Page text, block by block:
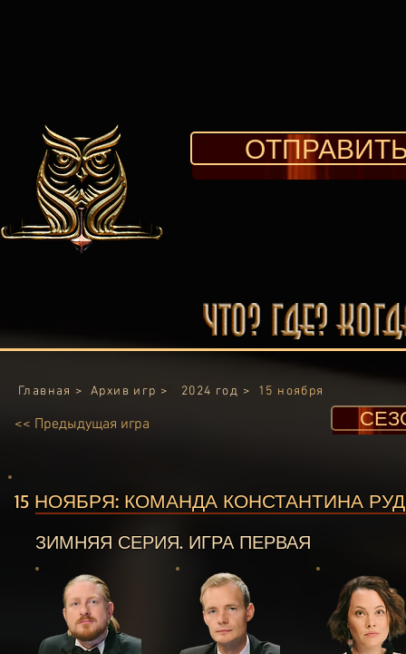
Главная > Архив игр > 2024 год > 15 ноября
<< Предыдущая игра
15 НОЯБРЯ: КОМАНДА КОНСТАНТИНА
ЗИМНЯЯ СЕРИЯ. ИГРА ПЕРВАЯ